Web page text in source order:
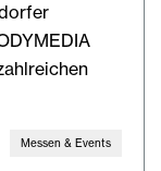
Messen & Events